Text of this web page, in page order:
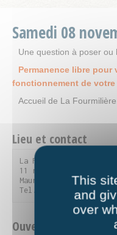
Samedi 08
Une question à poser
Permanence libre pour
fonctionnement de
Accueil de La Fourmilière.
Lieu et contact
La Fourmilière
11 rue du Parc de la
Maurienne
Tel. 04 79 59 90 56
Ouverture
This
and
over